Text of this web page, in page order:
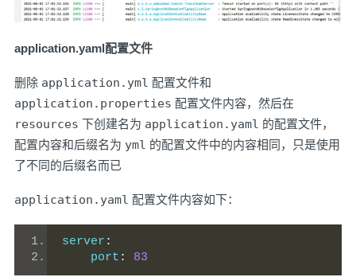
application.yaml配置文件
删除 application.yml 配置文件和
application.properties 配置文件内容，然后在
resources 下创建名为 application.yaml 的配置文件，
配置内容和后缀名为 yml 的配置文件中的内容相同，只是使用
了不同的后缀名而已
application.yaml 配置文件内容如下：
server :
    port
: 83